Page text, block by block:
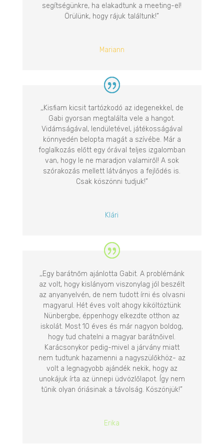
segítségünkre, ha elakadtunk a meeting-el!
Örülünk, hogy rájuk találtunk!”
Mariann
,,Kisfiam kicsit tartózkodó az idegenekkel, de
Gabi gyorsan megtalálta vele a hangot.
Vidámságával, lendületével, játékosságával
könnyedén belopta magát a szívébe. Már a
foglalkozás előtt egy órával teljes izgalomban
van, hogy le ne maradjon valamiről! A sok
szórakozás mellett látványos a fejlődés is.
Csak köszönni tudjuk!”
Klári
,,Egy barátnőm ajánlotta Gabit. A problémánk
az volt, hogy kislányom viszonylag jól beszélt
az anyanyelvén, de nem tudott írni és olvasni
magyarul. Hét éves volt ahogy kiköltöztünk
Nünbergbe, éppenhogy elkezdte otthon az
iskolát. Most 10 éves és már nagyon boldog,
hogy tud chatelni a magyar barátnőivel.
Karácsonykor pedig-mivel a járvány miatt
nem tudtunk hazamenni a nagyszülőkhöz- az
volt a legnagyobb ajándék nekik, hogy az
unokájuk írta az ünnepi üdvözlőlapot. Így nem
tűnik olyan óriásinak a távolság. Köszönjük!”
Erika